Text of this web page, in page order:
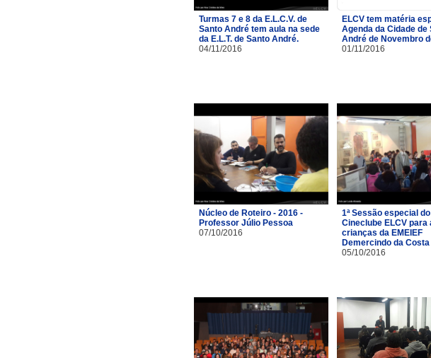
Turmas 7 e 8 da E.L.C.V. de
Santo André tem aula na sede
da E.L.T. de Santo André.
04/11/2016
ELCV tem matéria
Agenda da Cidade de
André de Novembro
01/11/2016
Núcleo de Roteiro - 2016 -
Professor Júlio Pessoa
07/10/2016
1ª Sessão especial do
Cineclube ELCV para
crianças da EMEIEF
Demercindo da
05/10/2016